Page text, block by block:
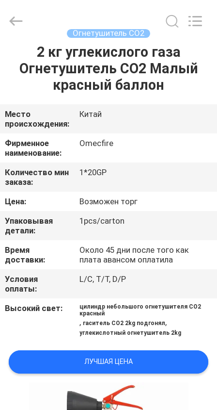
ПРОДУКТЫ
РОЛИКИ
О
НАС
ФАБРИКИ
ПРОВЕРКА
КАЧЕСТВА
СВЯЖИТЕСЬ
МЫ
СПРОСИТЕ
Огнетушитель СО2
2 кг углекислого газа
Огнетушитель CO2 Малый
красный баллон
Место
происхождения:
Китай
Фирменное
наименование:
Omecfire
Количество мин
заказа:
1*20GP
Цена:
Возможен торг
Упаковывая
детали:
1pcs/carton
Время
доставки:
Около 45 дни после того как
плата авансом оплатила
Условия
оплаты:
L/C, T/T, D/P
Высокий свет:
цилиндр небольшого огнетушителя СО2
красный
, гаситель СО2 2kg подгонял,
углекислотный огнетушитель 2kg
ЛУЧШАЯ ЦЕНА